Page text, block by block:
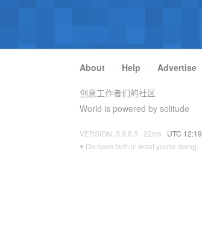
About · Help · Advertise
创意工作者们的社区
World is powered by solitude
VERSION: 3.9.8.5 · 22ms · UTC 12:19
♥ Do have faith in what you're doing.